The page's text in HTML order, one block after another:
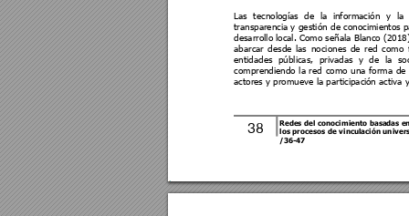
38
Las tecnologías de la información y la
transparencia y gestión de conocimientos
desarrollo local. Como señala Blanco
abarcar desde las nociones de red como
entidades públicas, privadas y de la
comprendiendo la red como una forma de
actores y promueve la participación activa
Redes del conocimiento basadas
los procesos d e vinculación un
/36-47